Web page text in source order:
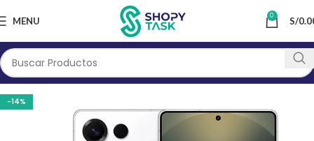
MENU 0 S/
-14%